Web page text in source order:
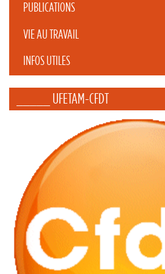
PUBLICATIONS
VIE AU TRAVAIL
INFOS UTILES
_____ UFETAM-CFDT